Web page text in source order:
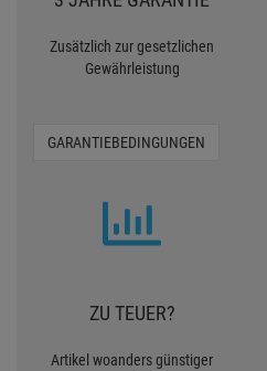
Zusätzlich zur gesetzlichen
Gewährleistung
GARANTIEBEDINGUNGEN
ZU TEUER?
Artikel woanders günstiger